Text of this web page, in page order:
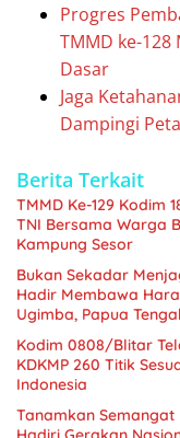
Progres
TMMD ke-128
Dasar
Jaga
Dampingi
Berita Terkait
TMMD Ke-129 Kodim
TNI Bersama Warga
Kampung Sesor
Bukan Sekadar
Hadir Membawa
Ugimba, Papua
Kodim 0808/Blitar
KDKMP 260 Titik
Indonesia
Tanamkan Semangat